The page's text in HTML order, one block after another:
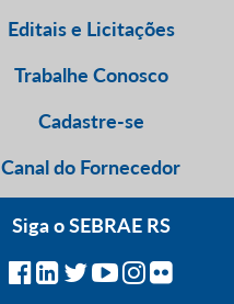
Editais e Licitações
Trabalhe Conosco
Cadastre-se
Canal do Fornecedor
Siga o SEBRAE RS